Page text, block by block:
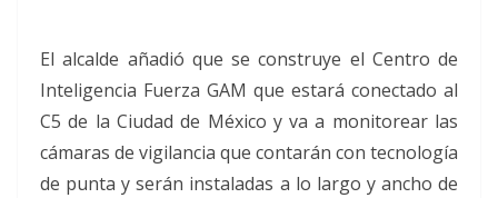
El alcalde añadió que se construye el Centro de
Inteligencia Fuerza GAM que estará conectado al
C5 de la Ciudad de México y va a monitorear las
cámaras de vigilancia que contarán con tecnología
de punta y serán instaladas a lo largo y ancho de